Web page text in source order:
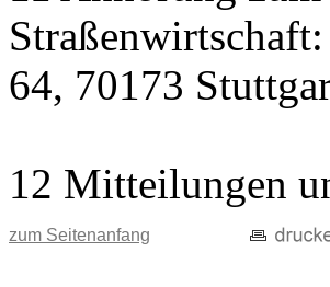
64, 70173
12 Mitteilungen
zum Seitenanfang